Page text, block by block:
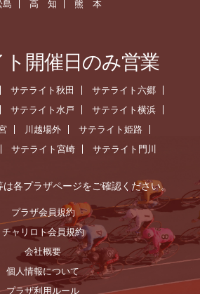
島
高 知 熊 本
開催日のみ営業
サテライト秋田
サテライト六郷
サテライト水戸
サテライト横浜
川越場外
サテライト姫路
サテライト宮崎 サテライト門川
各プラザページをご確認ください。
プラザ会員規約
チャリロト会員規約
会社概要
個人情報について
プラザ利用ルール